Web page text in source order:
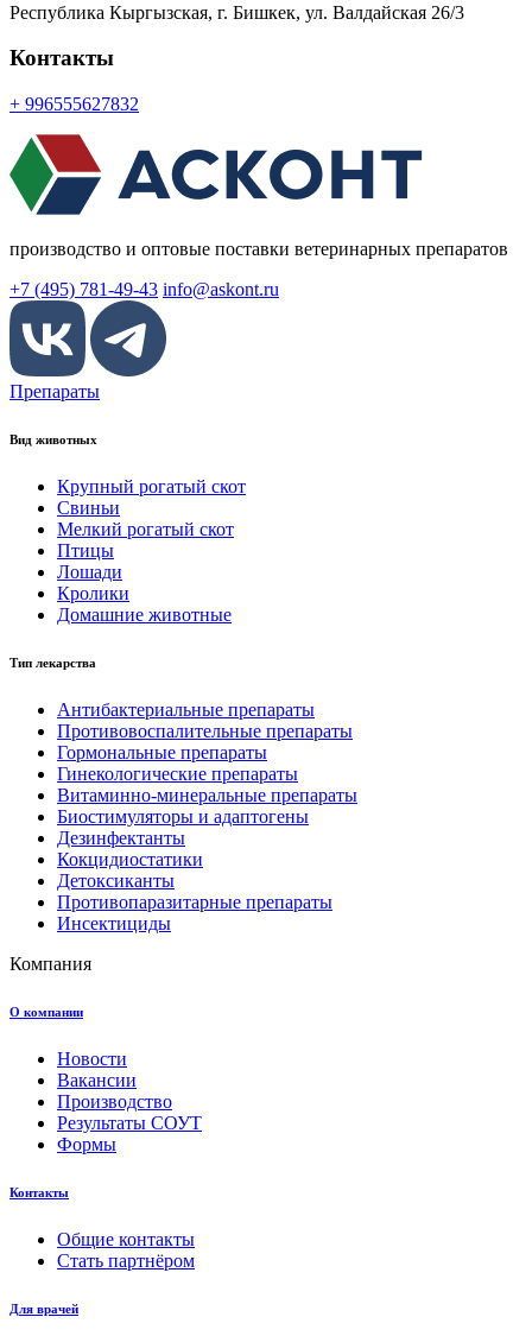
Республика Кыргызская, г. Бишкек, ул. Валдайская 26/3
Контакты
+ 996555627832
производство и оптовые поставки ветеринарных препаратов
+7 (495) 781-49-43 info@askont.ru
Препараты
Вид животных
Крупный рогатый скот
Свиньи
Мелкий рогатый скот
Птицы
Лошади
Кролики
Домашние животные
Тип лекарства
Антибактериальные препараты
Противовоспалительные препараты
Гормональные препараты
Гинекологические препараты
Витаминно-минеральные препараты
Биостимуляторы и адаптогены
Дезинфектанты
Кокцидиостатики
Детоксиканты
Противопаразитарные препараты
Инсектициды
Компания
О компании
Новости
Вакансии
Производство
Результаты СОУТ
Формы
Контакты
Общие контакты
Стать партнёром
Для врачей